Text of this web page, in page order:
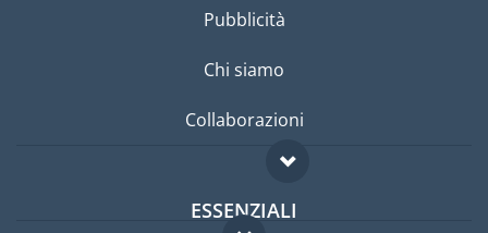
Pubblicità
Chi siamo
Collaborazioni
ESSENZIALI